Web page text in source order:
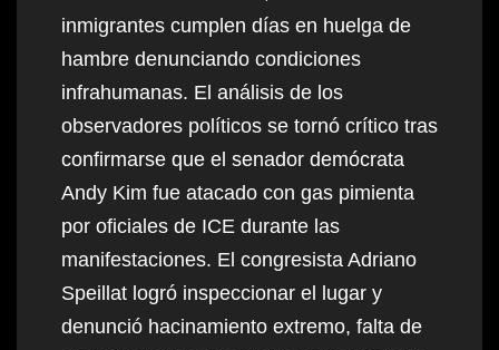
inmigrantes cumplen días en huelga de
hambre denunciando condiciones
infrahumanas. El análisis de los
observadores políticos se tornó crítico tras
confirmarse que el senador demócrata
Andy Kim fue atacado con gas pimienta
por oficiales de ICE durante las
manifestaciones. El congresista Adriano
Speillat logró inspeccionar el lugar y
denunció hacinamiento extremo, falta de